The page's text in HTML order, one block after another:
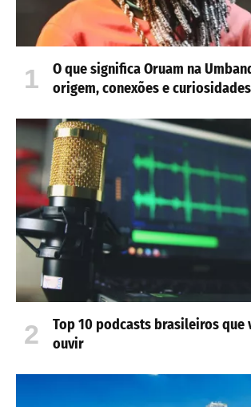
O que significa Oruam na
origem, conexões e curiosidades
Top 10 podcasts brasileiros que
ouvir